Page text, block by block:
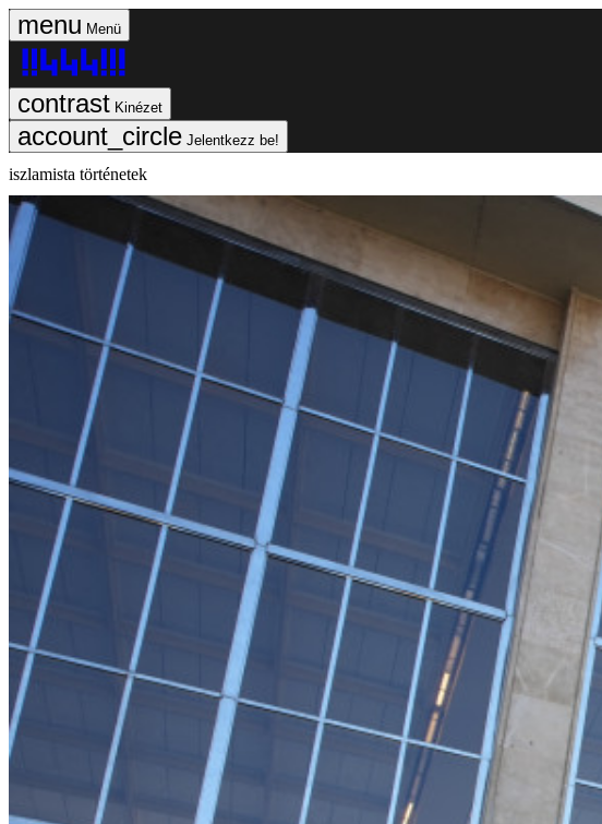
Menü
Kinézet
Jelentkezz be!
iszlamista történetek